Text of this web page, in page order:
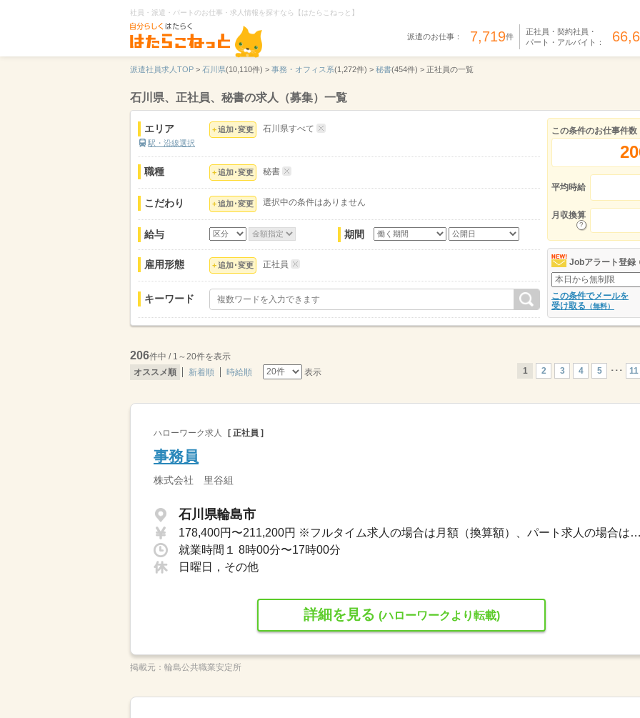
社員・派遣・パートのお仕事・求人情報を探すなら【はたらこねっと】
派遣のお仕事： 7,719件
正社員・契約社員・
パート・アルバイト：
派遣社員求人TOP > 石川県(10,110件) > 事務・オフィス系(1,272件) > 秘書(454件) > 正社員の一覧
石川県、正社員、秘書の求人（募集）一覧
エリア
駅・沿線選択
追加･変更 石川県すべて
職種 追加･変更 秘書
こだわり 追加･変更 選択中の条件はありません
給与 期間
雇用形態 追加･変更 正社員
キーワード
この条件のお仕事件数
平均時給
月収換算
Jobアラート登録
この条件でメールを
受け取る （無料）
206件中 / 1～20件を表示
オススメ順
新着順 時給順 表示 1 2 3 4 5 ･･･ 11
ハローワーク求人 [ 正社員 ]
事務員
株式会社 里谷組
石川県輪島市
178,400円〜211,200円 ※フルタイム求人の場合は月額（換算額）、パート求人の場合は時間額を表示しています。
就業時間１ 8時00分〜17時00分
日曜日，その他
詳細を見る (ハローワークより転載)
掲載元： 輪島公共職業安定所